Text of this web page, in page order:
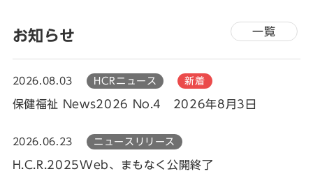
お知らせ 一覧
2026.08.03 HCRニュース 新着
保健福祉 News2026 No.4 2026年8月3日
2026.06.23 ニュースリリース
H.C.R.2025Web、まもなく公開終了